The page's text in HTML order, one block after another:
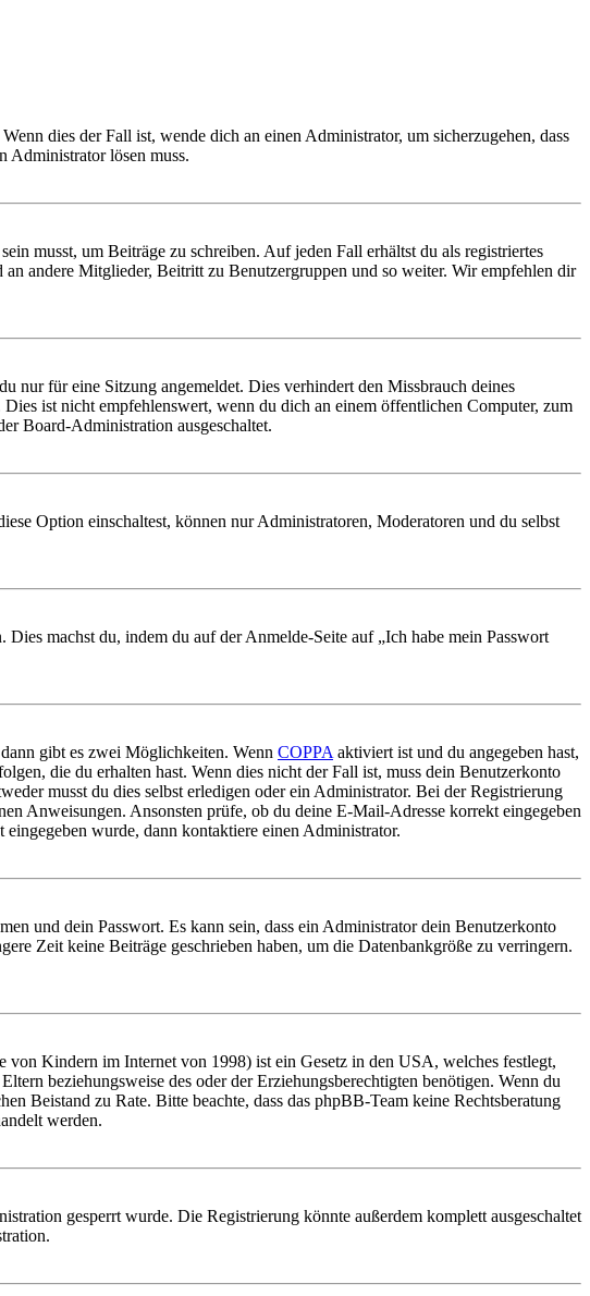
dies der Fall ist, wende dich an einen Administrator, um sicherzugehen, dass
Administrator lösen muss.
musst, um Beiträge zu schreiben. Auf jeden Fall erhältst du als registriertes
andere Mitglieder, Beitritt zu Benutzergruppen und so weiter. Wir empfehlen dir
nur für eine Sitzung angemeldet. Dies verhindert den Missbrauch deines
ist nicht empfehlenswert, wenn du dich an einem öffentlichen Computer, zum
Board-Administration ausgeschaltet.
Option einschaltest, können nur Administratoren, Moderatoren und du selbst
machst du, indem du auf der Anmelde-Seite auf „Ich habe mein Passwort
gibt es zwei Möglichkeiten. Wenn COPPA aktiviert ist und du angegeben hast,
die du erhalten hast. Wenn dies nicht der Fall ist, muss dein Benutzerkonto
musst du dies selbst erledigen oder ein Administrator. Bei der Registrierung
Anweisungen. Ansonsten prüfe, ob du deine E-Mail-Adresse korrekt eingegeben
wurde, dann kontaktiere einen Administrator.
und dein Passwort. Es kann sein, dass ein Administrator dein Benutzerkonto
Zeit keine Beiträge geschrieben haben, um die Datenbankgröße zu verringern.
Kindern im Internet von 1998) ist ein Gesetz in den USA, welches festlegt,
beziehungsweise des oder der Erziehungsberechtigten benötigen. Wenn du
Beistand zu Rate. Bitte beachte, dass das phpBB-Team keine Rechtsberatung
werden.
gesperrt wurde. Die Registrierung könnte außerdem komplett ausgeschaltet